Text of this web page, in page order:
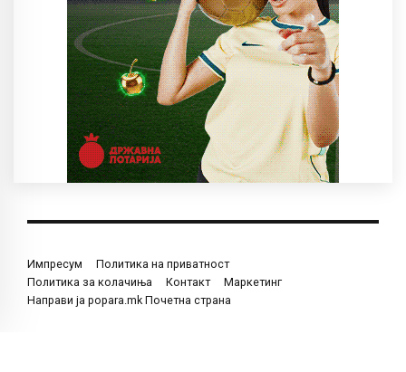
Импресум
Политика на приватност
Политика за колачиња
Контакт
Маркетинг
Направи ја popara.mk Почетна страна